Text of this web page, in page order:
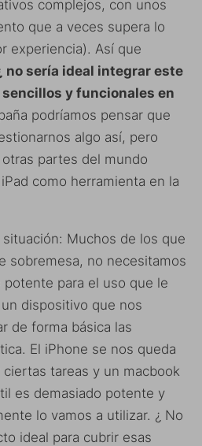
complejos, con unos
que a veces supera lo
experiencia). Así que
no sería ideal integrar este
y funcionales en
podríamos pensar que
algo así, pero
partes del mundo
como herramienta en la
Muchos de los que
sobremesa, no necesitamos
para el uso que le
dispositivo que nos
de forma básica las
El iPhone se nos queda
tareas y un macbook
es demasiado potente y
lo vamos a utilizar. ¿ No
ideal para cubrir esas